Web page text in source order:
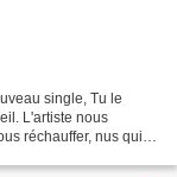
single, Tu le
L'artiste nous
réchauffer, nus qui